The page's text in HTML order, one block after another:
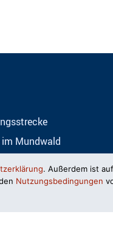
im Mundwald
. Außerdem ist
Nutzungsbedingungen